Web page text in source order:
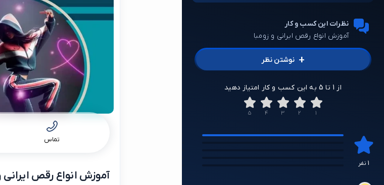
تماس
آموزش انواع رقص ایرانی
نظرات این کسب و کار
آموزش انواع رقص ایرانی و زومبا
+ نوشتن نظر
از 1 تا 5 به این کسب و کار امتیاز دهید
1
2
3
4
5
1 نفر